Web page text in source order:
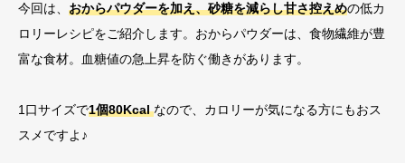
今回は、 おからパウダーを加え、砂糖を減らし甘さ控えめの低カ
ロリーレシピをご紹介します。おからパウダーは、食物繊維が豊
富な食材。血糖値の急上昇を防ぐ働きがあります。
1口サイズで1個80Kcalなので、カロリーが気になる方にもおス
スメですよ♪